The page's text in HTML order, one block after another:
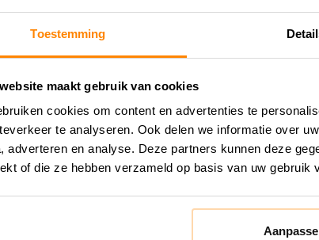
Toestemming
maakt gebruik van cookies
cookies om content en advertenties te
te analyseren. Ook delen we informatie over
adverteren en analyse. Deze partners kunnen deze
of die ze hebben verzameld op basis van uw gebruik
van